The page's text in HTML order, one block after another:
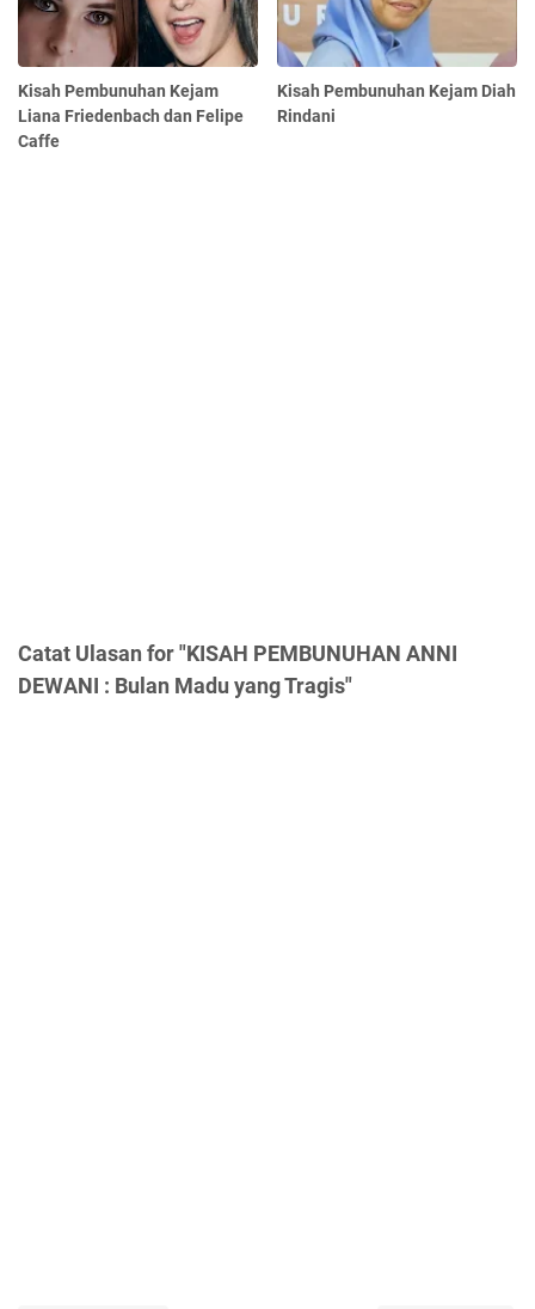
Kisah Pembunuhan Kejam
Liana Friedenbach dan Felipe
Caffe
Kisah Pembunuhan Kejam Diah
Rindani
Catat Ulasan for "KISAH PEMBUNUHAN ANNI
DEWANI : Bulan Madu yang Tragis"